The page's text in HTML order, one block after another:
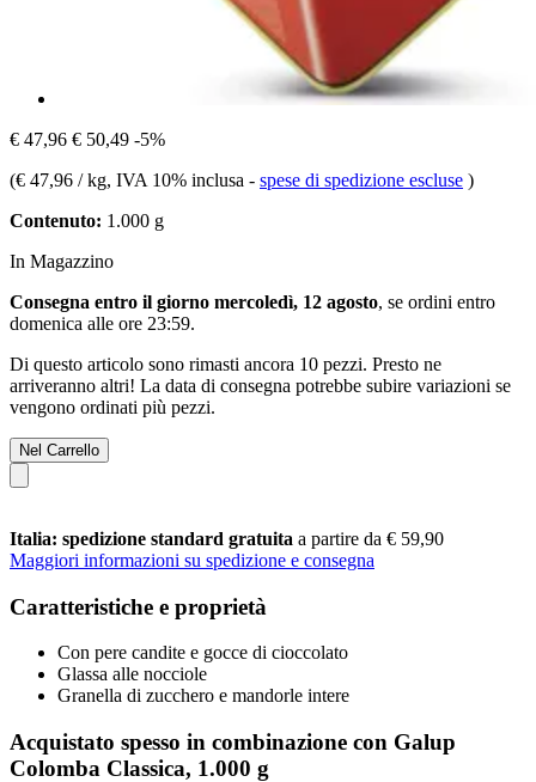
€ 47,96 € 50,49 -5%
(€ 47,96 / kg, IVA 10% inclusa - spese di spedizione escluse )
Contenuto: 1.000 g
In Magazzino
Consegna entro il giorno mercoledì, 12 agosto, se ordini entro
domenica alle ore 23:59.
Di questo articolo sono rimasti ancora 10 pezzi. Presto ne
arriveranno altri! La data di consegna potrebbe subire variazioni se
vengono ordinati più pezzi.
Nel Carrello
Italia: spedizione standard gratuita a partire da € 59,90
Maggiori informazioni su spedizione e consegna
Caratteristiche e proprietà
Con pere candite e gocce di cioccolato
Glassa alle nocciole
Granella di zucchero e mandorle intere
Acquistato spesso in combinazione con Galup
Colomba Classica, 1.000 g